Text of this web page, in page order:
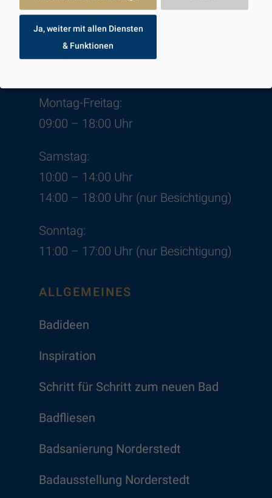
Montag-Freitag:
09:00 – 18:00 Uhr
Samstag:
10:00 – 14:00 Uhr
14:00 – 18:00 Uhr (nur Besichtigung)
Sonntag:
11:00 – 17:00 Uhr (nur Besichtigung)
ALLGEMEINES
Badideen
Inspiration
Schritt für Schritt zum neuen Bad
Badfliesen
Badsanierung Norderstedt
Badausstellung Norderstedt
Ja, weiter mit allen Diensten
& Funktionen